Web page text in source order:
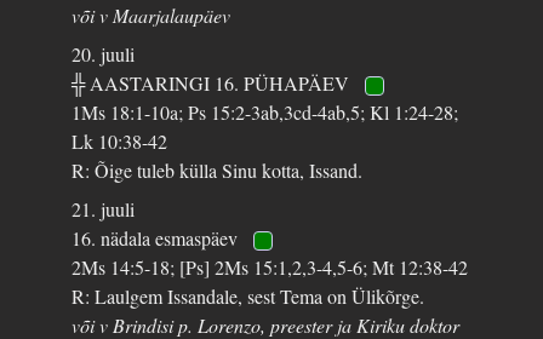
või v Maarjalaupäev
20. juuli
╬ AASTARINGI 16. PÜHAPÄEV
1Ms 18:1-10a; Ps 15:2-3ab,3cd-4ab,5; Kl 1:24-28;
Lk 10:38-42
R: Õige tuleb külla Sinu kotta, Issand.
21. juuli
16. nädala esmaspäev
2Ms 14:5-18; [Ps] 2Ms 15:1,2,3-4,5-6; Mt 12:38-42
R: Laulgem Issandale, sest Tema on Ülikõrge.
või v Brindisi p. Lorenzo, preester ja Kiriku doktor